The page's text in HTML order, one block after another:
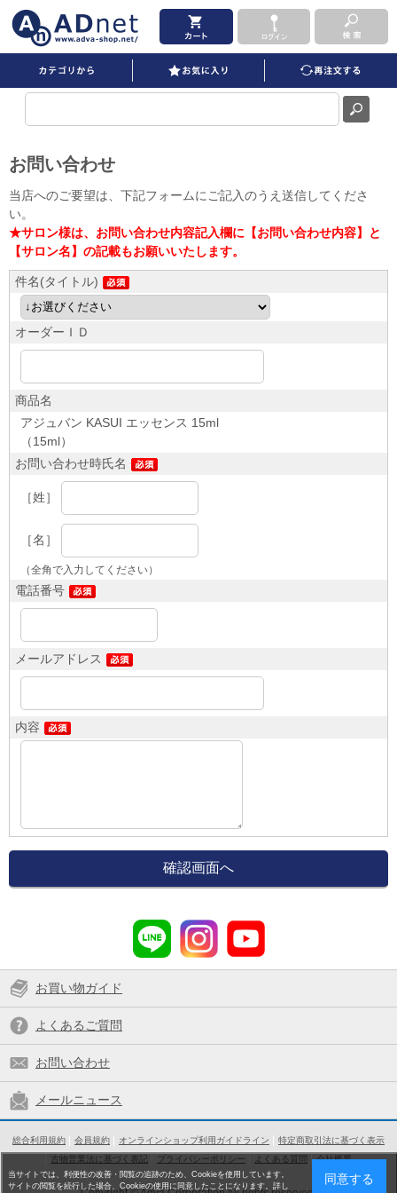
お問い合わせ
当店へのご要望は、下記フォームにご記入のうえ送信してくださ
い。
★サロン様は、お問い合わせ内容記入欄に【お問い合わせ内容】と
【サロン名】の記載もお願いいたします。
件名(タイトル)
オーダーＩＤ
商品名
アジュバン KASUI エッセンス 15ml
（15ml）
お問い合わせ時氏名
［姓］
［名］
（全角で入力してください）
電話番号
メールアドレス
内容
お買い物ガイド
よくあるご質問
お問い合わせ
メールニュース
総合利用規約 会員規約 オンラインショップ利用ガイドライン
特定商取引法に基づく表示
古物営業法に基づく表記
プライバシーポリシー よくある質問 会社概要
当サイトでは、利便性の改善・閲覧の追跡のため、Cookieを使用しています。
サイトの閲覧を続行した場合、Cookieの使用に同意したことになります。詳し
同意する